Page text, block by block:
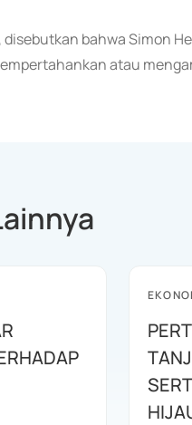
disebutkan bahwa Simon
atau